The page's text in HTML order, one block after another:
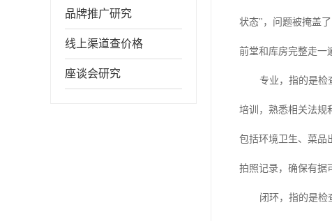
品牌推广研究
线上渠道查价格
座谈会研究
状态"，问题被掩盖
前堂和库房完整走一
专业，指的是检
培训，熟悉相关法规
包括环境卫生、菜品
拍照记录，确保有据
闭环，指的是检